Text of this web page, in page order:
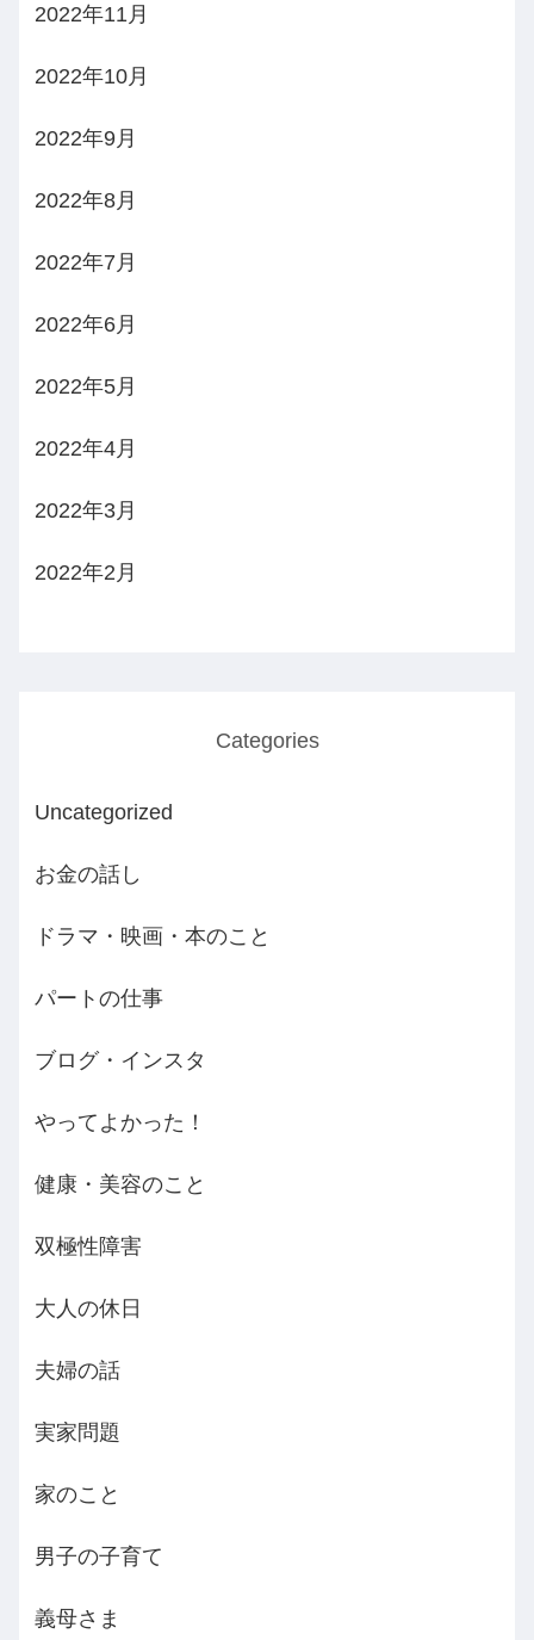
2022年11月
2022年10月
2022年9月
2022年8月
2022年7月
2022年6月
2022年5月
2022年4月
2022年3月
2022年2月
Categories
Uncategorized
お金の話し
ドラマ・映画・本のこと
パートの仕事
ブログ・インスタ
やってよかった！
健康・美容のこと
双極性障害
大人の休日
夫婦の話
実家問題
家のこと
男子の子育て
義母さま